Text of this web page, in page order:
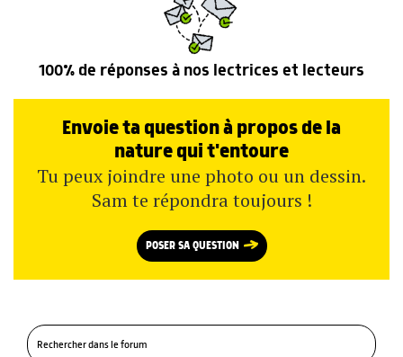
100% de réponses à nos lectrices et lecteurs
Envoie ta question à propos de la
nature qui t'entoure
Tu peux joindre une photo ou un dessin.
Sam te répondra toujours !
POSER SA QUESTION